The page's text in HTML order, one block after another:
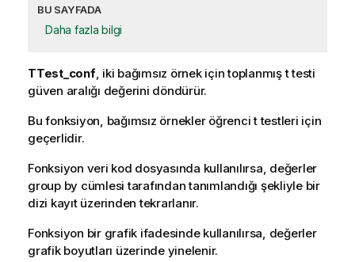
BU SAYFADA
Daha fazla bilgi
TTest_conf, iki bağımsız örnek için toplanmış t testi
güven aralığı değerini döndürür.
Bu fonksiyon, bağımsız örnekler öğrenci t testleri için
geçerlidir.
Fonksiyon veri kod dosyasında kullanılırsa, değerler
group by cümlesi tarafından tanımlandığı şekliyle bir
dizi kayıt üzerinden tekrarlanır.
Fonksiyon bir grafik ifadesinde kullanılırsa, değerler
grafik boyutları üzerinde yinelenir.